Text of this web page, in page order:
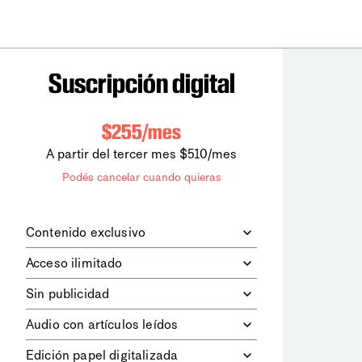
Suscripción digital
$255/mes
A partir del tercer mes $510/mes
Podés cancelar cuando quieras
Contenido exclusivo
digitales dela diaria
los contenidos de Le Monde
diplomatique.
Acceso ilimitado
contenidos.
Sin publicidad
publicitarios.
Audio con artículos leídos
Edición papel digitalizada